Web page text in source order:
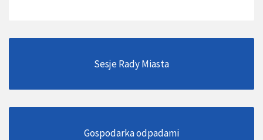
Sesje Rady Miasta
Gospodarka odpadami